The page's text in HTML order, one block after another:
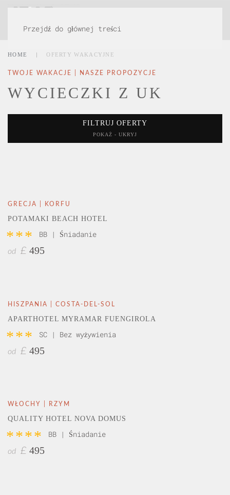
Przejdź do głównej treści
HOME OFERTY WAKACYJNE
TWOJE WAKACJE | NASZE PROPOZYCJE
WYCIECZKI Z UK
FILTRUJ OFERTY
POKAŻ - UKRYJ
GRECJA | KORFU
POTAMAKI BEACH HOTEL
*** BB | Śniadanie
od £ 495
HISZPANIA | COSTA-DEL-SOL
APARTHOTEL MYRAMAR FUENGIROLA
*** SC | Bez wyżywienia
od £ 495
WŁOCHY | RZYM
QUALITY HOTEL NOVA DOMUS
**** BB | Śniadanie
od £ 495